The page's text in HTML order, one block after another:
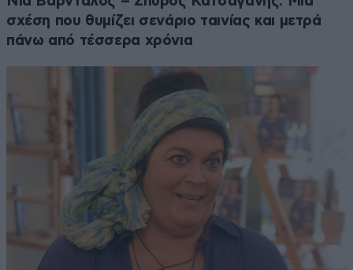
σχέση που θυμίζει σενάριο ταινίας και μετρά
πάνω από τέσσερα χρόνια